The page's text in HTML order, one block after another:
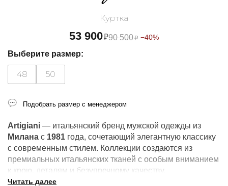
Куртка
53 900₽90 500₽ −40%
Artigiani — итальянский бренд мужской одежды из
Милана с 1981 года, сочетающий элегантную классику
с современным стилем. Коллекции создаются из
премиальных итальянских тканей с особым вниманием
к крою, деталям и безупречному качеству.
Читать далее
Выберите размер:
48 50
Подобрать размер с менеджером